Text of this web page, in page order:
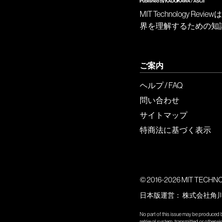
MIT Technology
界を理解するための知
ご案内
ヘルプ / FAQ
問い合わせ
サイトマップ
特商法に基づく表示
© 2016-2026 MIT
日本版運営： 株式会社角
No part of this issue may be produced